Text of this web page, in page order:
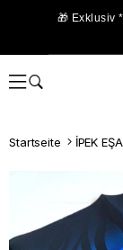
🎁 Exklusiv
Startseite İPEK